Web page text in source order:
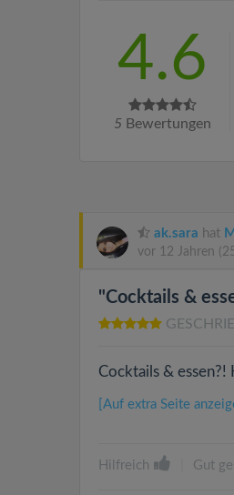
4.6
5 Bewertungen
ak.sara hat
vor 12 Jahren
"Cocktails &
Cocktails &
[Auf extra Seite
Hilfreich Gut